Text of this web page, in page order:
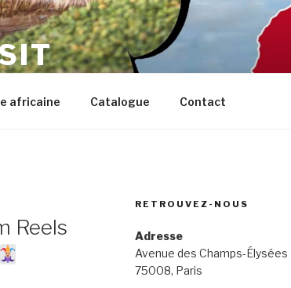
africaine Catalogue Contact
Reels
RETROUVEZ-NOUS
Adresse
Avenue des Champs-Élysées
75008, Paris